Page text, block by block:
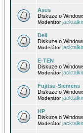
Asus
Diskuze o
Moderátor
Dell
Diskuze o
Moderátor
E-TEN
Diskuze o
Moderátor
Fujitsu-Siemens
Diskuze o
Moderátor
HP
Diskuze o
Moderátor